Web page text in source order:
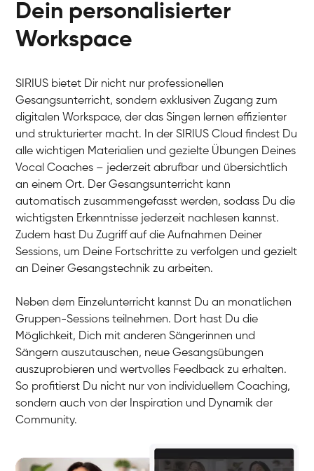
Dein personalisierter
Workspace
SIRIUS bietet Dir nicht nur professionellen
Gesangsunterricht, sondern exklusiven Zugang zum
digitalen Workspace, der das Singen lernen effizienter
und strukturierter macht. In der SIRIUS Cloud findest Du
alle wichtigen Materialien und gezielte Übungen Deines
Vocal Coaches – jederzeit abrufbar und übersichtlich
an einem Ort. Der Gesangsunterricht kann
automatisch zusammengefasst werden, sodass Du die
wichtigsten Erkenntnisse jederzeit nachlesen kannst.
Zudem hast Du Zugriff auf die Aufnahmen Deiner
Sessions, um Deine Fortschritte zu verfolgen und gezielt
an Deiner Gesangstechnik zu arbeiten.
Neben dem Einzelunterricht kannst Du an monatlichen
Gruppen-Sessions teilnehmen. Dort hast Du die
Möglichkeit, Dich mit anderen Sängerinnen und
Sängern auszutauschen, neue Gesangsübungen
auszuprobieren und wertvolles Feedback zu erhalten.
So profitierst Du nicht nur von individuellem Coaching,
sondern auch von der Inspiration und Dynamik der
Community.